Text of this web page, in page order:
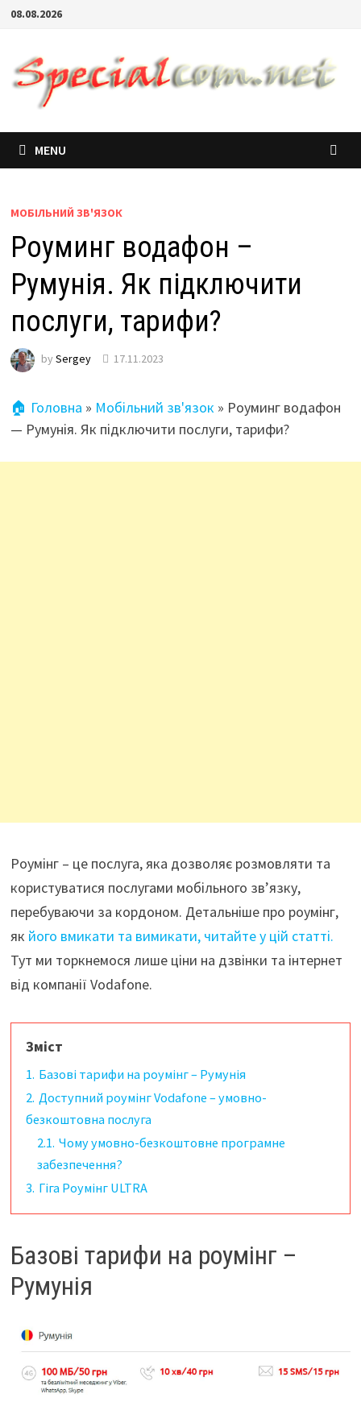
08.08.2026
MENU
МОБІЛЬНИЙ ЗВ'ЯЗОК
Роуминг водафон –
Румунія. Як підключити
послуги, тарифи?
by Sergey 17.11.2023
🏠 Головна » Мобільний зв'язок » Роуминг водафон
— Румунія. Як підключити послуги, тарифи?
Роумінг – це послуга, яка дозволяє розмовляти та
користуватися послугами мобільного зв’язку,
перебуваючи за кордоном. Детальніше про роумінг,
як його вмикати та вимикати, читайте у цій статті.
Тут ми торкнемося лише ціни на дзвінки та інтернет
від компанії Vodafone.
Зміст
1. Базові тарифи на роумінг – Румунія
2. Доступний роумінг Vodafone – умовно-
безкоштовна послуга
2.1. Чому умовно-безкоштовне програмне
забезпечення?
3. Гіга Роумінг ULTRA
Базові тарифи на роумінг –
Румунія